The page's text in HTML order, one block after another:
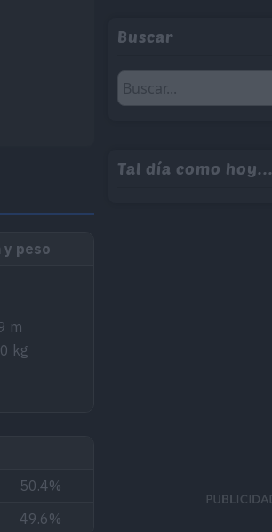
peso
m
kg
50.4%
49.6%
Buscar
Tal día como hoy...